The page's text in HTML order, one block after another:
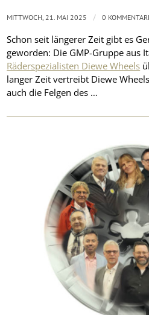
Schon seit längerer Zeit gibt es
geworden: Die GMP-Gruppe aus
Räderspezialisten Diewe Wheels
langer Zeit vertreibt Diewe
auch die Felgen des …
MITTWOCH, 21. MAI 2025 / 0